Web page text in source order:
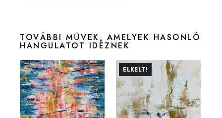
TOVÁBBI MŰVEK, AMELYEK HASONLÓ
HANGULATOT IDÉZNEK
ELKELT!